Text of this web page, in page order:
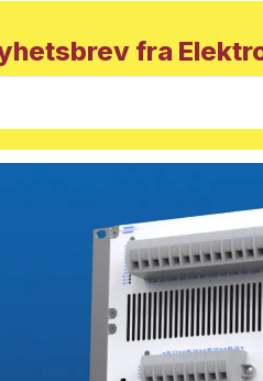
fra